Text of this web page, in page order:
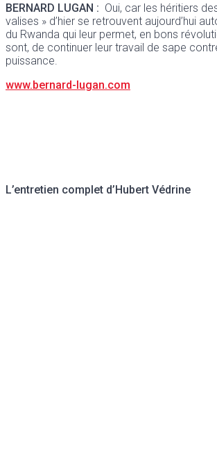
BERNARD LUGAN : Oui, car les héritiers
valises » d’hier se retrouvent aujourd’hui
du Rwanda qui leur permet, en bons
sont, de continuer leur travail de sape
puissance.
www.bernard-lugan.com
L’entretien complet d’Hubert Védrine